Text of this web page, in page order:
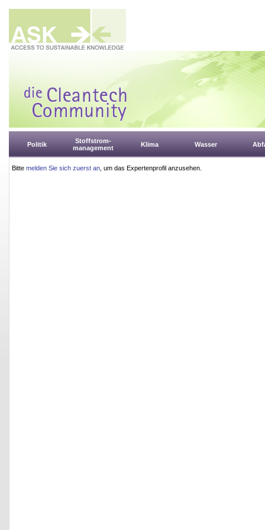
Politik
Stoffstrom-
management
Klima Wasser
Bitte melden Sie sich zuerst an , um das Expertenprofil anzusehen.